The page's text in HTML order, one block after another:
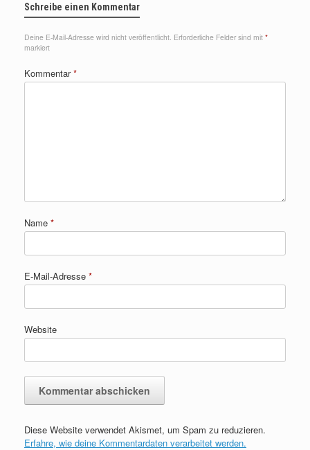
Schreibe einen Kommentar
Deine E-Mail-Adresse wird nicht veröffentlicht. Erforderliche Felder sind mit *
markiert
Kommentar*
Name *
E-Mail-Adresse *
Website
Diese Website verwendet Akismet, um Spam zu reduzieren.
Erfahre, wie deine Kommentardaten verarbeitet werden.